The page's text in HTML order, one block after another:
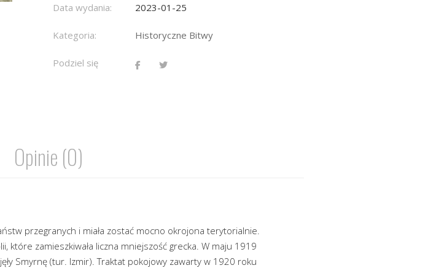
Data wydania: 2023-01-25
Kategoria: Historyczne Bitwy
Podziel się
Opinie (0)
przegranych i miała zostać mocno okrojona terytorialnie.
które zamieszkiwała liczna mniejszość grecka. W maju 1919
Smyrnę (tur. Izmir). Traktat pokojowy zawarty w 1920 roku